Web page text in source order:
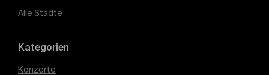
Alle Städte
Kategorien
Konzerte